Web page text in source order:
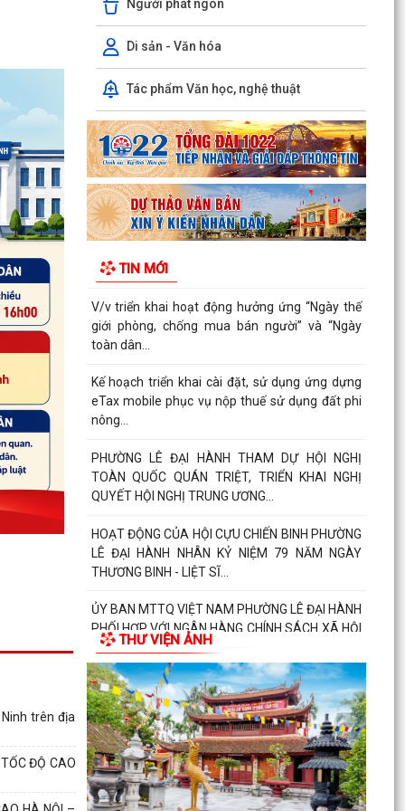
trên địa
ĐỘ CAO
Người phát ngôn
Di sản - Văn hóa
Tác phẩm Văn học, nghệ thuật
TIN MỚI
Văn bản hợp nhất số 72/2026/VBHN-NĐ-
BNNMT ngày 20 tháng 7 năm 2026 về Nghị định
xử phạt vi phạm...
V/v thông tin về chương trình thu hồi Xe
CB1000 Hornet (xe nhập khẩu) và xe Rebel 500
& CL500 (xe...
PHƯỜNG LÊ ĐẠI HÀNH KÊU GỌI NGƯỜI DÂN TÍCH
CỰC SỬ DỤNG DỊCH VỤ CÔNG TRỰC TUYẾN
ĐẨY MẠNH THANH TOÁN KHÔNG DÙNG TIỀN
SỐNG XÃ HỘI
V/v triển khai hoạt động hưởng ứng “Ngày thế
giới phòng, chống mua bán người” và “Ngày
toàn dân...
Kế hoạch triển khai cài đặt, sử dụng ứng dựng
eTax mobile phục vụ nộp thuế sử dụng đất phi
nông...
PHƯỜNG LÊ ĐẠI HÀNH THAM DỰ HỘI NGHỊ
TOÀN QUỐC QUÁN TRIỆT, TRIỂN KHAI NGHỊ
QUYẾT HỘI NGHỊ TRUNG ƯƠNG...
HOẠT ĐỘNG CỦA HỘI CỰU CHIẾN BINH PHƯỜNG
LÊ ĐẠI HÀNH NHÂN KỶ NIỆM 79 NĂM NGÀY
THƯƠNG BINH - LIỆT SĨ...
ỦY BAN MTTQ VIỆT NAM PHƯỜNG LÊ ĐẠI HÀNH
PHỐI HỢP VỚI NGÂN HÀNG CHÍNH SÁCH XÃ HỘI
CHÍ LINH THĂM,...
THÔNG BÁO Kết quả kỳ họp thứ Năm (Kỳ họp
thường lệ giữa năm 2026) Hội đồng nhân dân
phường khóa...
THÔNG BÁO LỄ DÂNG HƯƠNG THẮP NẾN TRI
ÂN CÁC ANH HÙNG LIỆT SĨ
THƯ VIỆN ẢNH